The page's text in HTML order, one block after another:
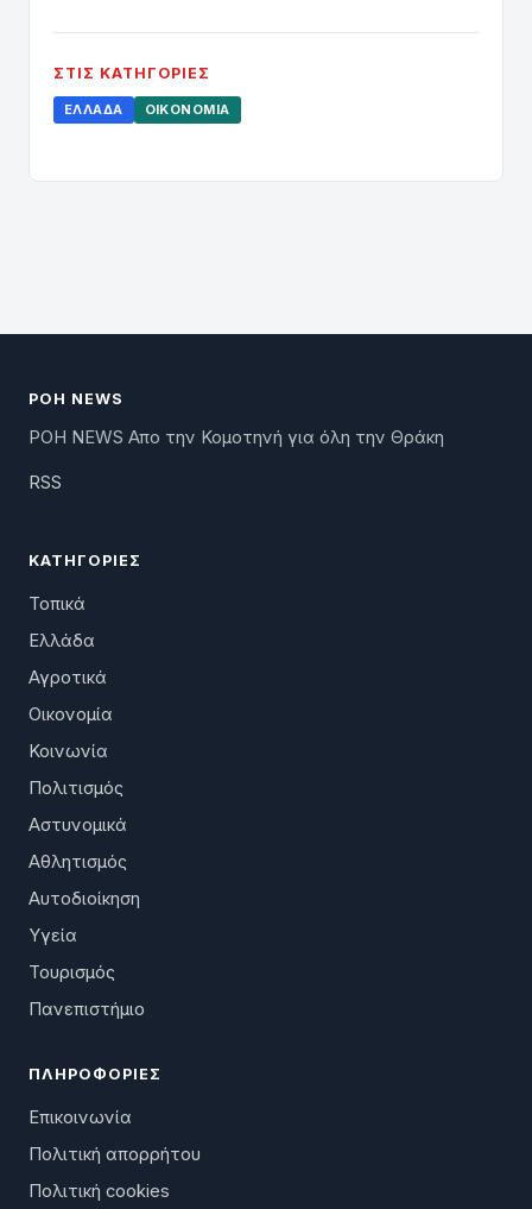
ΣΤΙΣ ΚΑΤΗΓΟΡΊΕΣ
ΕΛΛΆΔΑ ΟΙΚΟΝΟΜΊΑ
ΡΟΗ NEWS
ΡΟΗ NEWS Απο την Κομοτηνή για όλη την Θράκη
RSS
ΚΑΤΗΓΟΡΊΕΣ
Τοπικά
Ελλάδα
Αγροτικά
Οικονομία
Κοινωνία
Πολιτισμός
Αστυνομικά
Αθλητισμός
Αυτοδιοίκηση
Υγεία
Τουρισμός
Πανεπιστήμιο
ΠΛΗΡΟΦΟΡΊΕΣ
Επικοινωνία
Πολιτική απορρήτου
Πολιτική cookies